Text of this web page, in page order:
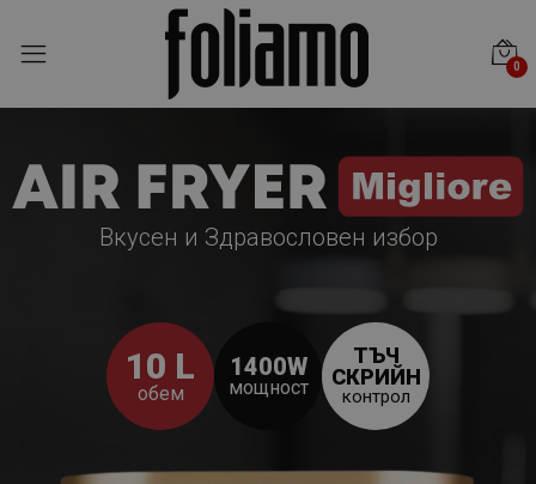
0
Вкусен и Здравословен избор
10 L
обем
1400W
мощност
ТЪЧ
СКРИЙН
контрол